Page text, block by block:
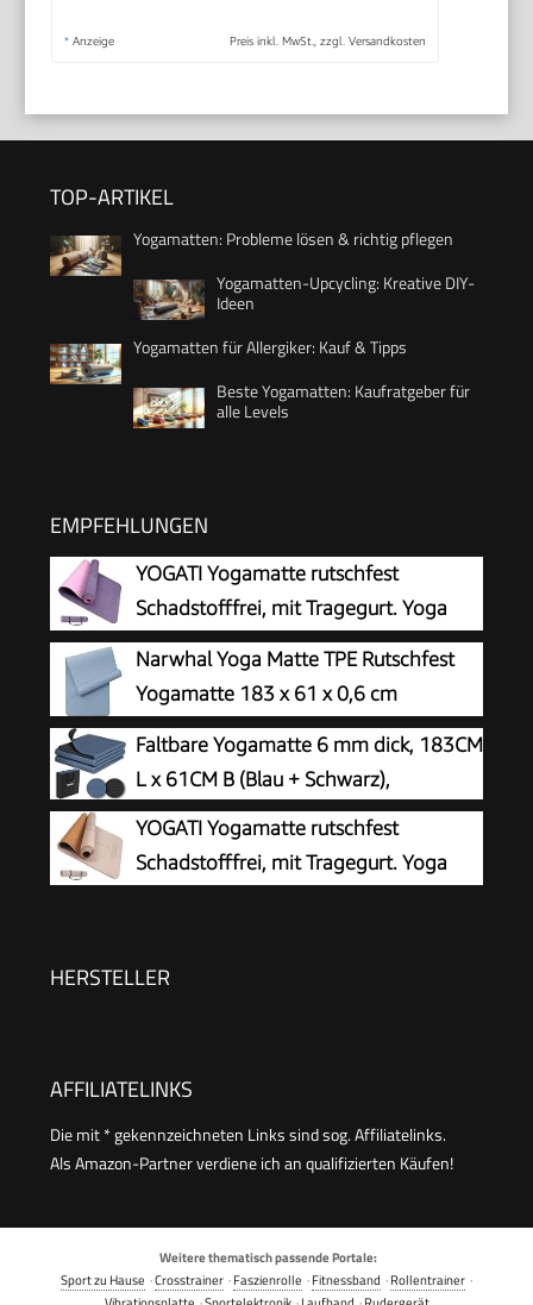
* Anzeige Preis inkl. MwSt., zzgl. Versandkosten
TOP-ARTIKEL
Yogamatten: Probleme lösen & richtig pflegen
Yogamatten-Upcycling: Kreative DIY-
Ideen
Yogamatten für Allergiker: Kauf & Tipps
Beste Yogamatten: Kaufratgeber für
alle Levels
EMPFEHLUNGEN
YOGATI Yogamatte rutschfest
Schadstofffrei, mit Tragegurt. Yoga
Matte mit Ausrichtungslinien für die
Körperhaltung. Ideal als Gymnastikmatte,
Sportmatte, Fitnessmatte, Jogamatte - Yoga
mat
Narwhal Yoga Matte TPE Rutschfest
Yogamatte 183 x 61 x 0,6 cm
Faltbare Yogamatte 6 mm dick, 183CM
L x 61CM B (Blau + Schwarz),
YOGATI Yogamatte rutschfest
Schadstofffrei, mit Tragegurt. Yoga
Fitnessmatte, Jogamatte - Yoga mat
HERSTELLER
AFFILIATELINKS
Die mit * gekennzeichneten Links sind sog. Affiliatelinks.
Als Amazon-Partner verdiene ich an qualifizierten Käufen!
Weitere thematisch passende Portale:
Sport zu Hause ·Crosstrainer ·Faszienrolle ·Fitnessband ·Rollentrainer ·